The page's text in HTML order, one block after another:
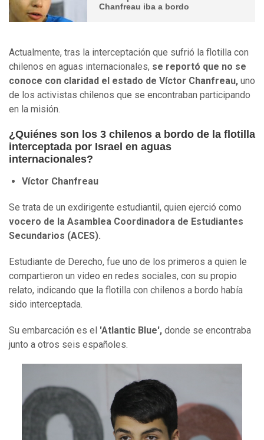
Chanfreau iba a bordo
Actualmente, tras la interceptación que sufrió la flotilla con
chilenos en aguas internacionales, se reportó que no se
conoce con claridad el estado de Víctor Chanfreau, uno
de los activistas chilenos que se encontraban participando
en la misión.
¿Quiénes son los 3 chilenos a bordo de la flotilla
interceptada por Israel en aguas
internacionales?
Víctor Chanfreau
Se trata de un exdirigente estudiantil, quien ejerció como
vocero de la Asamblea Coordinadora de Estudiantes
Secundarios (ACES).
Estudiante de Derecho, fue uno de los primeros a quien le
compartieron un video en redes sociales, con su propio
relato, indicando que la flotilla con chilenos a bordo había
sido interceptada.
Su embarcación es el 'Atlantic Blue', donde se encontraba
junto a otros seis españoles.